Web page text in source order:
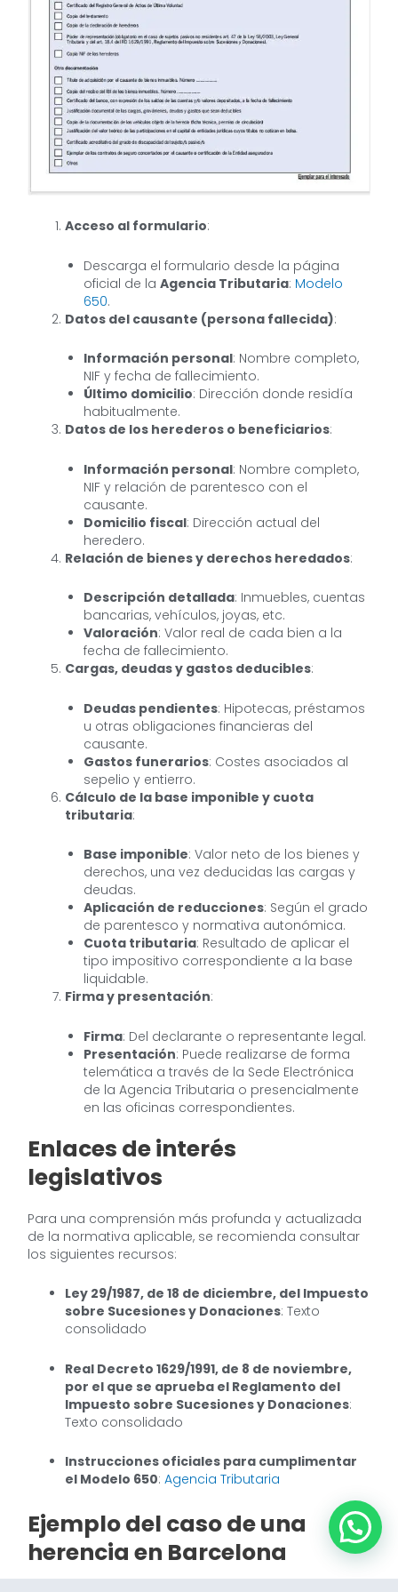
Acceso al formulario:
Descarga el formulario desde la página
oficial de laAgencia Tributaria: Modelo
650.
Datos del causante (persona fallecida):
Información personal: Nombre completo,
NIF y fecha de fallecimiento.
Último domicilio: Dirección donde residía
habitualmente.
Datos de los herederos o beneficiarios:
Información personal: Nombre completo,
NIF y relación de parentesco con el
causante.
Domicilio fiscal: Dirección actual del
heredero.
Relación de bienes y derechos heredados:
Descripción detallada: Inmuebles, cuentas
bancarias, vehículos, joyas, etc.
Valoración: Valor real de cada bien a la
fecha de fallecimiento.
Cargas, deudas y gastos deducibles:
Deudas pendientes: Hipotecas, préstamos
u otras obligaciones financieras del
causante.
Gastos funerarios: Costes asociados al
sepelio y entierro.
Cálculo de la base imponible y cuota
tributaria:
Base imponible: Valor neto de los bienes y
derechos, una vez deducidas las cargas y
deudas.
Aplicación de reducciones: Según el grado
de parentesco y normativa autonómica.
Cuota tributaria: Resultado de aplicar el
tipo impositivo correspondiente a la base
liquidable.
Firma y presentación:
Firma: Del declarante o representante legal.
Presentación: Puede realizarse de forma
telemática a través de la Sede Electrónica
de la Agencia Tributaria o presencialmente
en las oficinas correspondientes.
Enlaces de interés
legislativos
Para una comprensión más profunda y actualizada
de la normativa aplicable, se recomienda consultar
los siguientes recursos:
Ley 29/1987, de 18 de diciembre, del Impuesto
sobre Sucesiones y Donaciones: Texto
consolidado
Real Decreto 1629/1991, de 8 de noviembre,
por el que se aprueba el Reglamento del
Impuesto sobre Sucesiones y Donaciones:
Texto consolidado
Instrucciones oficiales para cumplimentar
el Modelo 650:Agencia Tributaria
Ejemplo del caso de una
herencia en Barcelona